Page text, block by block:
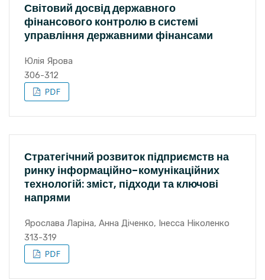
Світовий досвід державного
фінансового контролю в системі
управління державними фінансами
Юлія Ярова
306-312
Стратегічний розвиток підприємств на
ринку інформаційно-комунікаційних
технологій: зміст, підходи та ключові
напрями
Ярослава Ларіна, Анна Діченко, Інесса Ніколенко
313-319